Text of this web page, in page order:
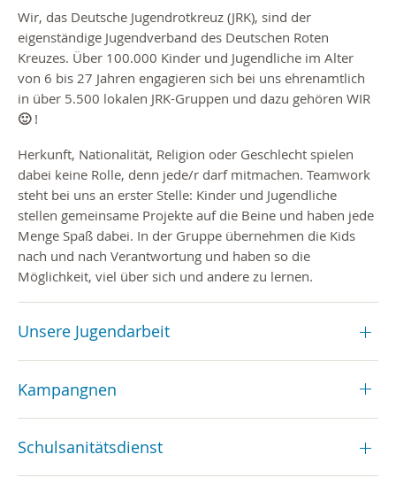
Wir, das Deutsche Jugendrotkreuz (JRK), sind der
eigenständige Jugendverband des Deutschen Roten
Kreuzes. Über 100.000 Kinder und Jugendliche im Alter
von 6 bis 27 Jahren engagieren sich bei uns ehrenamtlich
in über 5.500 lokalen JRK-Gruppen und dazu gehören WIR
🙂 !
Herkunft, Nationalität, Religion oder Geschlecht spielen
dabei keine Rolle, denn jede/r darf mitmachen. Teamwork
steht bei uns an erster Stelle: Kinder und Jugendliche
stellen gemeinsame Projekte auf die Beine und haben jede
Menge Spaß dabei. In der Gruppe übernehmen die Kids
nach und nach Verantwortung und haben so die
Möglichkeit, viel über sich und andere zu lernen.
Unsere Jugendarbeit
Kampangnen
Schulsanitätsdienst